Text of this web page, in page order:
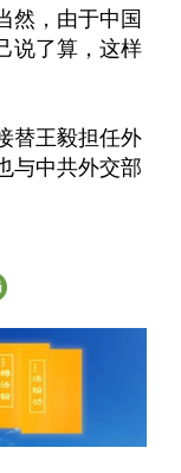
然，由于中国
说了算，这样
替王毅担任外
与中共外交部